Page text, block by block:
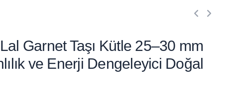
Garnet Taşı Kütle 25–30 mm
ve Enerji Dengeleyici Doğal